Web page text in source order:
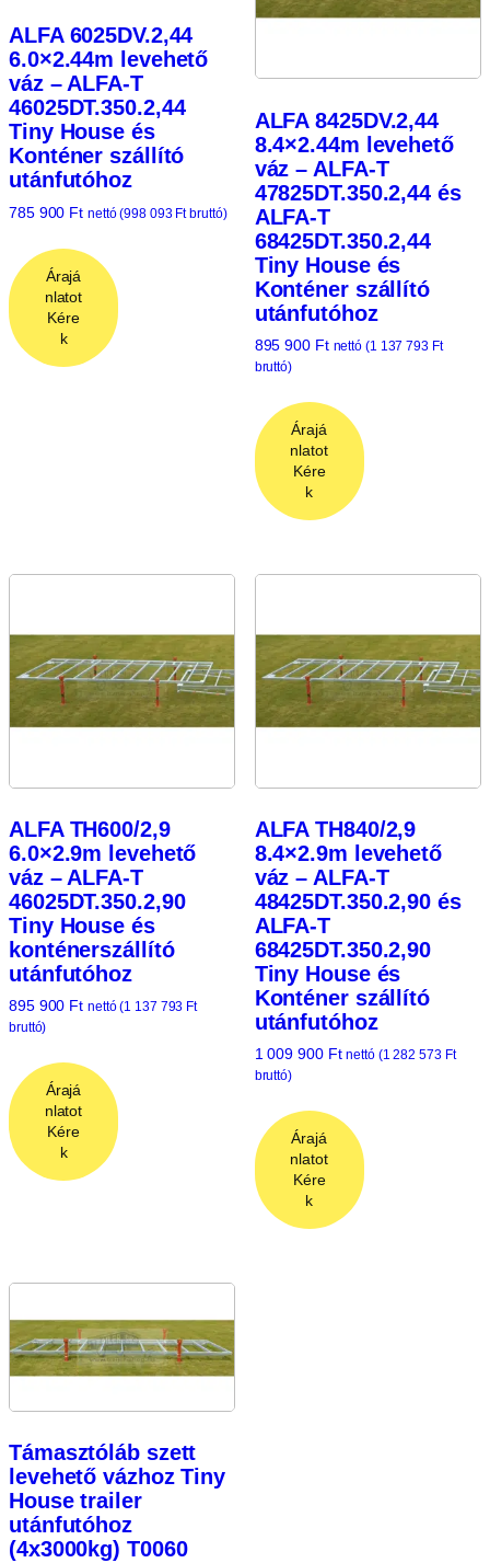
ALFA 6025DV.2,44
6.0×2.44m levehető
váz – ALFA-T
46025DT.350.2,44
Tiny House és
Konténer szállító
utánfutóhoz
785 900 Ft nettó (998 093 Ftbruttó)
Árajá
nlatot
Kére
k
ALFA 8425DV.2,44
8.4×2.44m levehető
váz – ALFA-T
47825DT.350.2,44 és
ALFA-T
68425DT.350.2,44
Tiny House és
Konténer szállító
utánfutóhoz
895 900 Ft nettó (1 137 793 Ft
bruttó)
Árajá
nlatot
Kére
k
ALFA TH600/2,9
6.0×2.9m levehető
váz – ALFA-T
46025DT.350.2,90
Tiny House és
konténerszállító
utánfutóhoz
895 900 Ft nettó (1 137 793 Ft
bruttó)
Árajá
nlatot
Kére
k
ALFA TH840/2,9
8.4×2.9m levehető
váz – ALFA-T
48425DT.350.2,90 és
ALFA-T
68425DT.350.2,90
Tiny House és
Konténer szállító
utánfutóhoz
1 009 900 Ft nettó (1 282 573 Ft
bruttó)
Árajá
nlatot
Kére
k
Támasztóláb szett
levehető vázhoz Tiny
House trailer
utánfutóhoz
(4x3000kg) T0060